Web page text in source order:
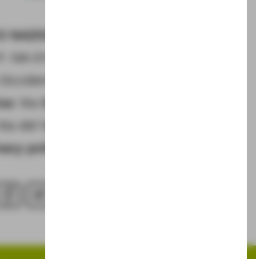
NAZIONALE DELLA MAIELLA
Occidentale 6, GUARDIAGRELE (Ch)
Via del Vivaio, CARAMANICO T. (Pe)
policy